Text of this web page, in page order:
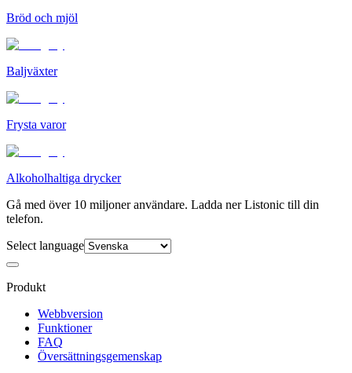
Bröd och mjöl
Baljväxter
Frysta varor
Alkoholhaltiga drycker
Gå med över 10 miljoner användare. Ladda ner Listonic till din
telefon.
Select language
Produkt
Webbversion
Funktioner
FAQ
Översättningsgemenskap